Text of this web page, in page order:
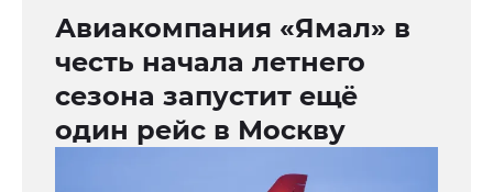
Авиакомпания «Ямал» в
честь начала летнего
сезона запустит ещё
один рейс в Москву